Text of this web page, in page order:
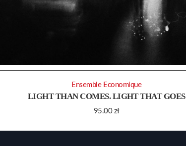
LIGHT THAN COMES. LIGHT THAT GOES
95.00 zł
Ensemble Economique